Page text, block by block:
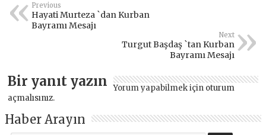
Previous
Hayati Murteza `dan Kurban
Bayramı Mesajı
Next
Turgut Başdaş `tan Kurban
Bayramı Mesajı
Bir yanıt yazın Yorum yapabilmek için oturum
açmalısınız.
Haber Arayın